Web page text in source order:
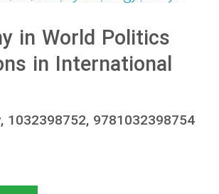
in World Politics
in International
1032398752, 9781032398754